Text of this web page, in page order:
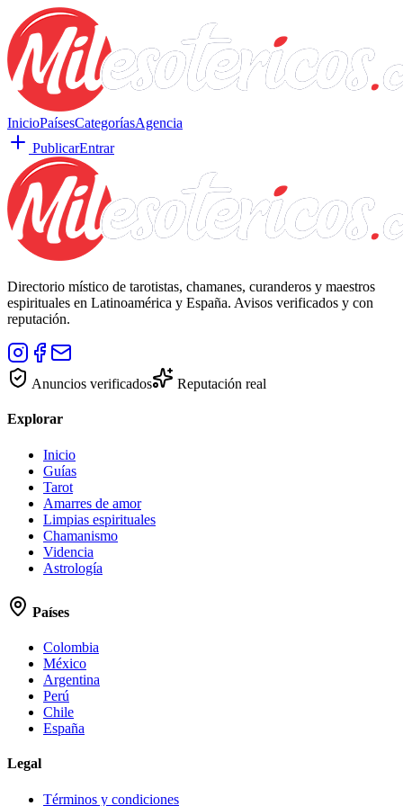
InicioPaísesCategoríasAgencia
PublicarEntrar
Directorio místico de tarotistas, chamanes, curanderos y maestros
espirituales en Latinoamérica y España. Avisos verificados y con
reputación.
Anuncios verificados Reputación real
Explorar
Inicio
Guías
Tarot
Amarres de amor
Limpias espirituales
Chamanismo
Videncia
Astrología
Países
Colombia
México
Argentina
Perú
Chile
España
Legal
Términos y condiciones